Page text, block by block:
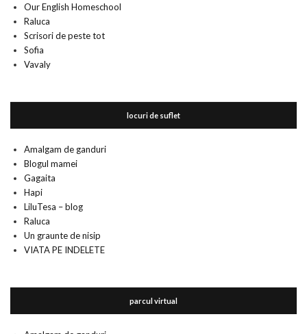
Our English Homeschool
Raluca
Scrisori de peste tot
Sofia
Vavaly
locuri de suflet
Amalgam de ganduri
Blogul mamei
Gagaita
Hapi
LiluTesa – blog
Raluca
Un graunte de nisip
VIATA PE INDELETE
parcul virtual